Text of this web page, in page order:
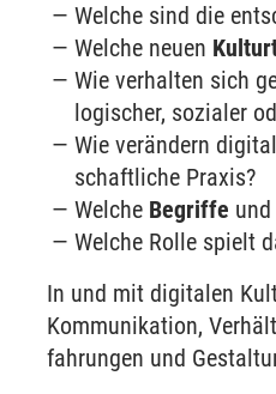
Welche sind die
Welche neuen
Wie verhalten sich
logischer, sozialer
Wie verändern
schaftliche Praxis?
Welche Begriffe und
Welche Rolle spielt
In und mit digitalen
Kommunikation,
fahrungen und